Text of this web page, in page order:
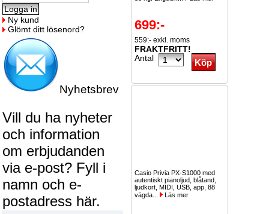
Ny kund
Glömt ditt lösenord?
Nyhetsbrev
Vill du ha nyheter
och information
om erbjudanden
via e-post? Fyll i
namn och e-
postadress här.
699:-
559:- exkl. moms
FRAKTFRITT!
Antal
Casio Privia PX-S1000 med
autentiskt pianoljud, blåtand,
ljudkort, MIDI, USB, app, 88
vägda...
Läs mer